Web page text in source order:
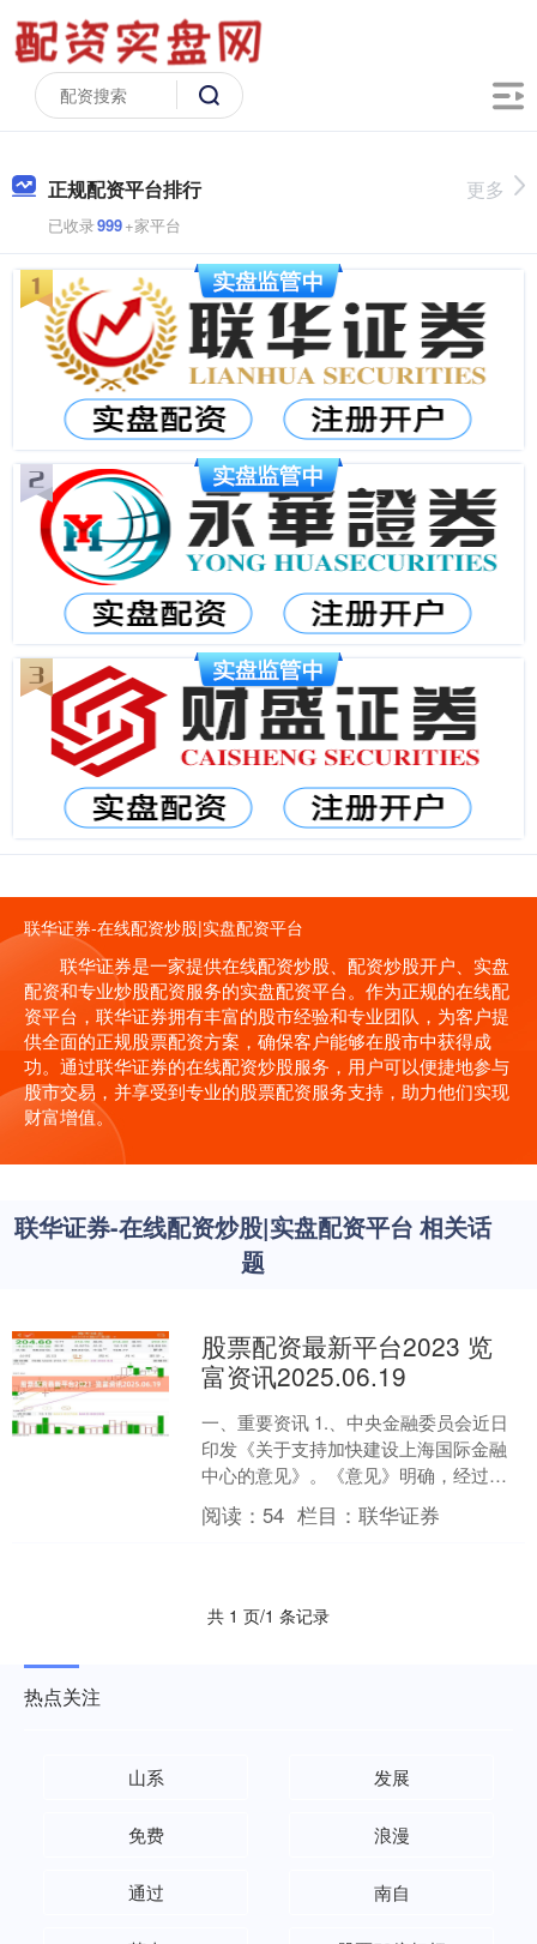
正规配资平台排行
已收录999+家平台
更多
联华证券-在线配资炒股|实盘配资平台
联华证券是一家提供在线配资炒股、配资炒股开户、实盘
配资和专业炒股配资服务的实盘配资平台。作为正规的在线配
资平台，联华证券拥有丰富的股市经验和专业团队，为客户提
供全面的正规股票配资方案，确保客户能够在股市中获得成
功。通过联华证券的在线配资炒股服务，用户可以便捷地参与
股市交易，并享受到专业的股票配资服务支持，助力他们实现
财富增值。
联华证券-在线配资炒股|实盘配资平台 相关话
题
股票配资最新平台2023 览
富资讯2025.06.19
一、重要资讯 1.、中央金融委员会近日
印发《关于支持加快建设上海国际金融
中心的意见》。《意见》明确，经过五
至十年的建设，上海国际金融中心能级
全面提升，现代金融体....
阅读： 54 栏目：联华证券
共 1 页/1 条记录
热点关注
山系 发展
免费 浪漫
通过 南自